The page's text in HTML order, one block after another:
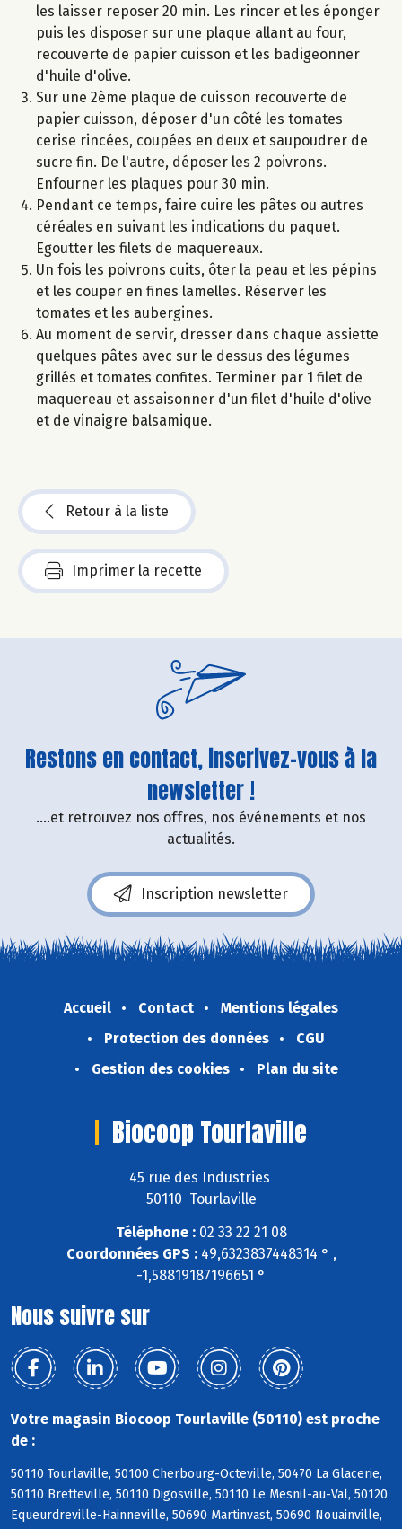
les laisser reposer 20 min. Les rincer et les éponger
puis les disposer sur une plaque allant au four,
recouverte de papier cuisson et les badigeonner
d'huile d'olive.
Sur une 2ème plaque de cuisson recouverte de
papier cuisson, déposer d'un côté les tomates
cerise rincées, coupées en deux et saupoudrer de
sucre fin. De l'autre, déposer les 2 poivrons.
Enfourner les plaques pour 30 min.
Pendant ce temps, faire cuire les pâtes ou autres
céréales en suivant les indications du paquet.
Egoutter les filets de maquereaux.
Un fois les poivrons cuits, ôter la peau et les pépins
et les couper en fines lamelles. Réserver les
tomates et les aubergines.
Au moment de servir, dresser dans chaque assiette
quelques pâtes avec sur le dessus des légumes
grillés et tomates confites. Terminer par 1 filet de
maquereau et assaisonner d'un filet d'huile d'olive
et de vinaigre balsamique.
Retour à la liste
Imprimer la recette
Restons en contact, inscrivez-vous à la
newsletter !
....et retrouvez nos offres, nos événements et nos
actualités.
Inscription newsletter
Accueil Contact
Mentions légales
Protection des données
CGU
Gestion des cookies
Plan du site
Biocoop Tourlaville
45 rue des Industries
50110 Tourlaville
Téléphone :02 33 22 21 08
Coordonnées GPS :49,6323837448314 ° ,
-1,58819187196651 °
Nous suivre sur
Votre magasin Biocoop Tourlaville (50110) est proche
de :
50110 Tourlaville, 50100 Cherbourg-Octeville, 50470 La Glacerie,
50110 Bretteville, 50110 Digosville, 50110 Le Mesnil-au-Val, 50120
Equeurdreville-Hainneville, 50690 Martinvast, 50690 Nouainville,